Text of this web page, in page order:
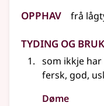
Opphav frå
Tyding og bruk
som ikkje har
fersk, god,
Døme